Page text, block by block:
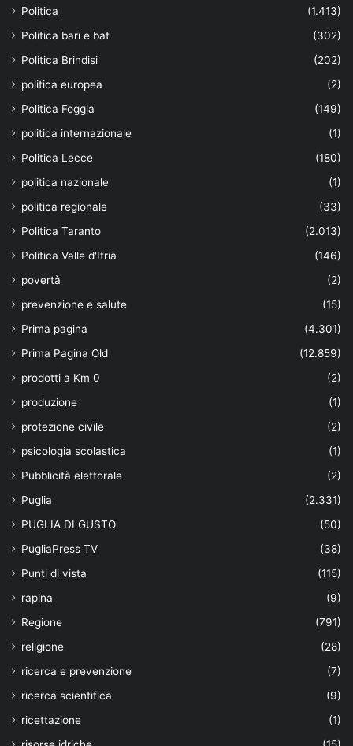
Politica
(1.413)
Politica bari e bat
(302)
Politica Brindisi
(202)
politica europea
(2)
Politica Foggia
(149)
politica internazionale
(1)
Politica Lecce
(180)
politica nazionale
(1)
politica regionale
(33)
Politica Taranto
(2.013)
Politica Valle d'Itria
(146)
povertà
(2)
prevenzione e salute
(15)
Prima pagina
(4.301)
Prima Pagina Old
(12.859)
prodotti a Km 0
(2)
produzione
(1)
protezione civile
(2)
psicologia scolastica
(1)
Pubblicità elettorale
(2)
Puglia
(2.331)
PUGLIA DI GUSTO
(50)
PugliaPress TV
(38)
Punti di vista
(115)
rapina
(9)
Regione
(791)
religione
(28)
ricerca e prevenzione
(7)
ricerca scientifica
(9)
ricettazione
(1)